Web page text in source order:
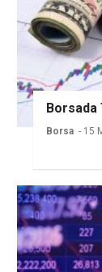
Borsada
Borsa - 15